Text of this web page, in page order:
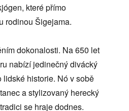
které přímo
rodinou Šigejama.
dokonalosti. Na 650 let
nabízí jedinečný divácký
historie. Nó v sobě
a stylizovaný herecký
se hraje dodnes.